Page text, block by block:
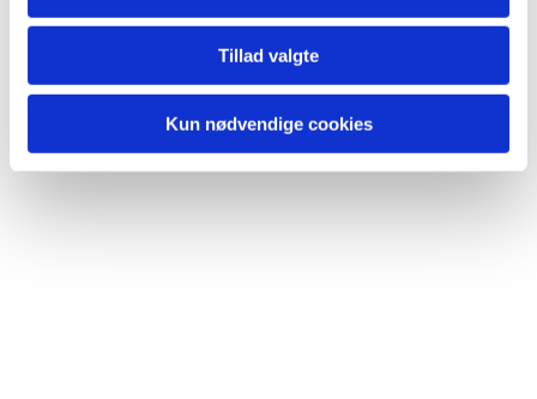
Tillad valgte
Kun nødvendige cookies